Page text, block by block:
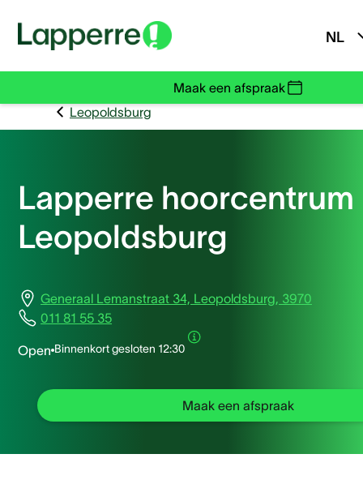
NL
Maak een afspraak
Leopoldsburg
Lapperre hoorcentrum
Leopoldsburg
Generaal Lemanstraat 34, Leopoldsburg, 3970
011 81 55 35
Open Binnenkort gesloten 12:30
Maak een afspraak